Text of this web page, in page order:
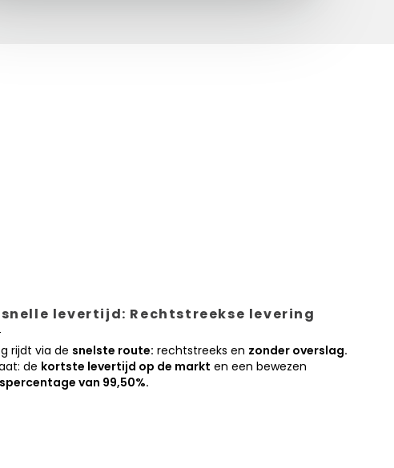
levertijd: Rechtstreekse levering
rijdt via de snelste route: rechtstreeks en zonder overslag.
de kortste levertijd op de markt en een bewezen
van 99,50%.